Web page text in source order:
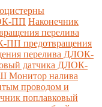
ПП Наконечник
перелива
ПП предотвращения
перелива ДЛОК-
датчика ДЛОК-
налива
проводом и
поплавковый